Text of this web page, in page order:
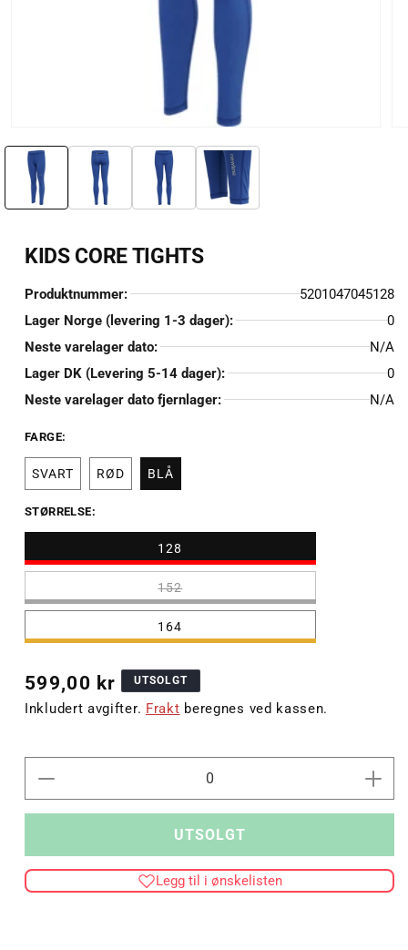
medie
modal
KIDS CORE TIGHTS
Produktnummer:
5201047045128
Lager Norge (levering 1-3 dager):
0
Neste varelager dato:
N/A
Lager DK (Levering 5-14 dager):
0
Neste varelager dato fjernlager:
N/A
FARGE:
SVART RØD BLÅ
STØRRELSE:
128
er
utsolgt
eller
utilgjengelig
152
164
Vanlig
pris
599,00 kr UTSOLGT
Inkludert avgifter. Frakt beregnes ved kassen.
antallet
Øk
UTSOLGT
Legg til i ønskelisten